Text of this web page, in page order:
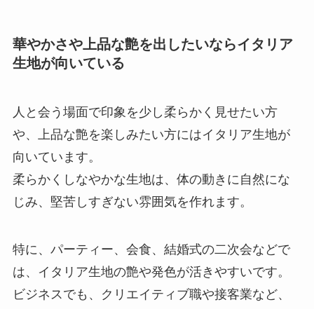
華やかさや上品な艶を出したいならイタリア
生地が向いている
人と会う場面で印象を少し柔らかく見せたい方
や、上品な艶を楽しみたい方にはイタリア生地が
向いています。
柔らかくしなやかな生地は、体の動きに自然にな
じみ、堅苦しすぎない雰囲気を作れます。
特に、パーティー、会食、結婚式の二次会などで
は、イタリア生地の艶や発色が活きやすいです。
ビジネスでも、クリエイティブ職や接客業など、